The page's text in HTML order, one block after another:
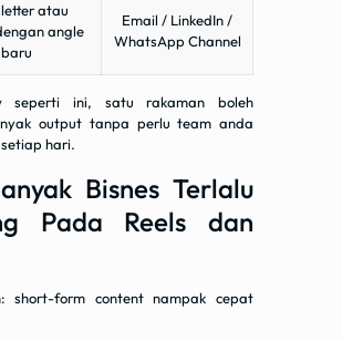
atau
angle
baru
Email / LinkedIn /
WhatsApp Channel
seperti ini, satu rakaman boleh
output tanpa perlu team anda
hari.
Bisnes Terlalu
Pada Reels dan
short-form content nampak cepat